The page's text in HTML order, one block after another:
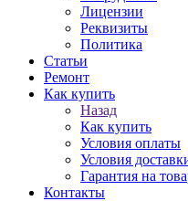
Лицензии
Реквизиты
Политика
Статьи
Ремонт
Как купить
Назад
Как купить
Условия оплаты
Условия
Гарантия на
Контакты